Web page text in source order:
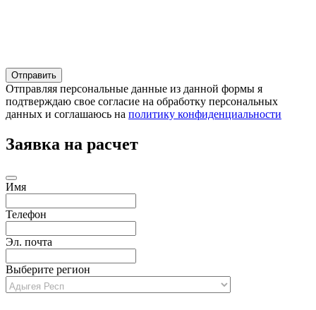
Отправляя персональные данные из данной формы я
подтверждаю свое согласие на обработку персональных
данных и соглашаюсь на политику конфиденциальности
Заявка на расчет
Имя
Телефон
Эл. почта
Выберите регион